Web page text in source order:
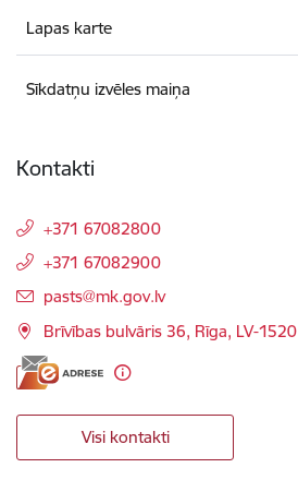
Lapas karte
Sīkdatņu izvēles maiņa
Kontakti
+371 67082800
+371 67082900
E-pasts:
pasts@mk.gov.lv
Brīvības bulvāris 36, Rīga, LV-1520
Visi kontakti